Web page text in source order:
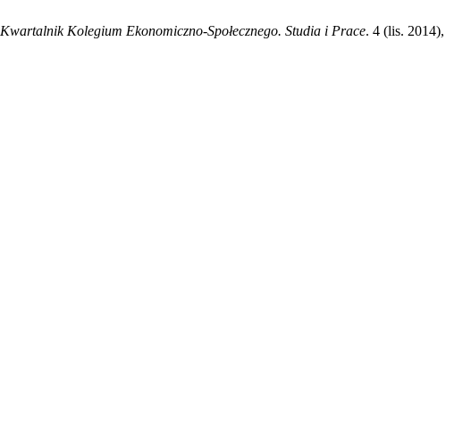
Kwartalnik Kolegium Ekonomiczno-Społecznego. Studia i Prace. 4 (lis. 2014),